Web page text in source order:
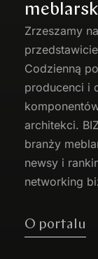
Zrzeszamy
Codzienną
producenci i
architekci.
branży
newsy i
networking
O portalu